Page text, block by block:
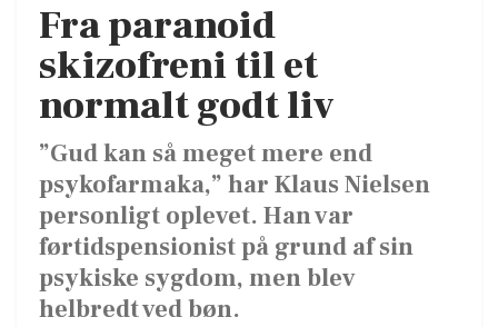
Fra paranoid
skizofreni til et
normalt godt liv
”Gud kan så meget mere end
psykofarmaka,” har Klaus Nielsen
personligt oplevet. Han var
førtidspensionist på grund af sin
psykiske sygdom, men blev
helbredt ved bøn.